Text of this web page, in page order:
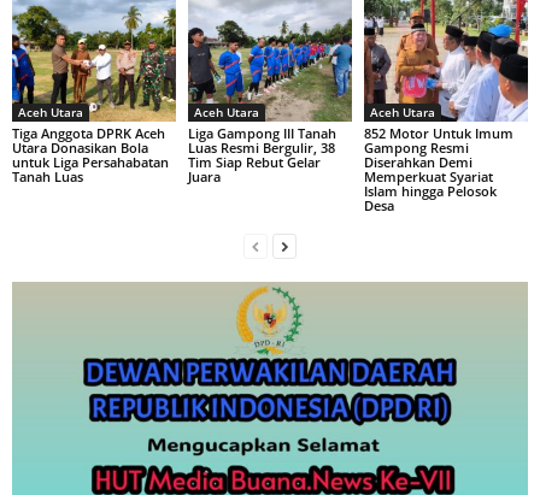
Aceh Utara
Tiga Anggota DPRK Aceh
Utara Donasikan Bola
untuk Liga Persahabatan
Tanah Luas
Aceh Utara
Liga Gampong III Tanah
Luas Resmi Bergulir, 38
Tim Siap Rebut Gelar
Juara
Aceh Utara
852 Motor Untuk Imum
Gampong Resmi
Diserahkan Demi
Memperkuat Syariat
Islam hingga Pelosok
Desa